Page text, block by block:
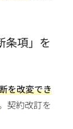
条項」を
を改変でき
契約改訂を